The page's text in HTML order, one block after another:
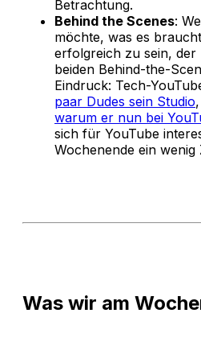
Betrachtung.
Behind the Scenes:
möchte, was es
erfolgreich zu sein, der
beiden Behind-the-
Eindruck: Tech-
paar Dudes sein Studio
warum er nun bei
sich für YouTube
Wochenende ein
Was wir am